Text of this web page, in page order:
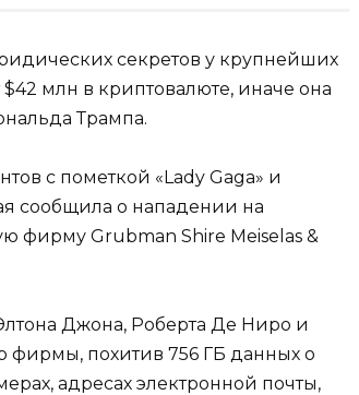
секретов у крупнейших
млн в криптовалюте, иначе она
Трампа.
с пометкой «Lady Gaga» и
сообщила о нападении на
Grubman Shire Meiselas &
Джона, Роберта Де Ниро и
фирмы, похитив 756 ГБ данных о
адресах электронной почты,